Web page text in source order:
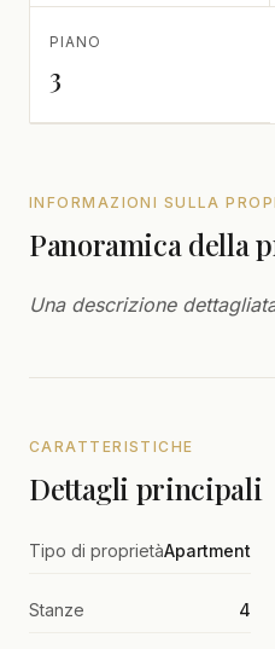
PIANO
3
INFORMAZIONI SULLA
Panoramica della
Una descrizione
CARATTERISTICHE
Dettagli principali
Tipo di proprietàApartment
Stanze 4